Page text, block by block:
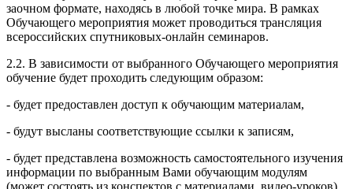
заочном формате, находясь в любой точке мира. В рамках
Обучающего мероприятия может проводиться трансляция
всероссийских спутниковых-онлайн семинаров.
2.2. В зависимости от выбранного Обучающего мероприятия
обучение будет проходить следующим образом:
- будет предоставлен доступ к обучающим материалам,
- будут высланы соответствующие ссылки к записям,
- будет представлена возможность самостоятельного изучения
информации по выбранным Вами обучающим модулям
(может состоять из конспектов с материалами, видео-уроков),